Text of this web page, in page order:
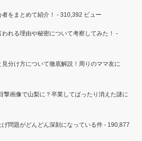
をまとめて紹介！ - 310,392 ビュー
れる理由や秘密について考察してみた！ -
見分け方について徹底解説！周りのママ友に
撃画像で山梨に？卒業してぱったり消えた謎に
げ問題がどんどん深刻になっている件 - 190,877